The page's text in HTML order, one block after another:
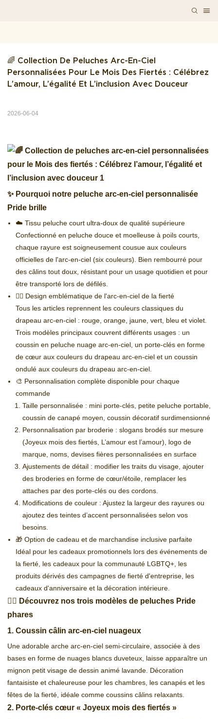
🌈 Collection De Peluches Arc-En-Ciel
Personnalisées Pour Le Mois Des Fiertés : Célébrez
L’amour, L’égalité Et L’inclusion Avec Douceur
2026-06-04
✨ Pourquoi notre peluche arc-en-ciel personnalisée
Pride brille
☁️ Tissu peluche court ultra-doux de qualité supérieure
Confectionné en peluche douce et moelleuse à poils courts,
chaque rayure est soigneusement cousue aux couleurs
officielles de l'arc-en-ciel (six couleurs). Bien rembourré pour
des câlins tout doux, résistant pour un usage quotidien et pour
être transporté lors de défilés.
🏳️‍🌈 Design emblématique de l'arc-en-ciel de la fierté
Tous les articles reprennent les couleurs classiques du
drapeau arc-en-ciel : rouge, orange, jaune, vert, bleu et violet.
Trois modèles principaux couvrent différents usages : un
coussin en peluche nuage arc-en-ciel, un porte-clés en forme
de cœur aux couleurs du drapeau arc-en-ciel et un coussin
ondulé aux couleurs du drapeau arc-en-ciel.
🎨 Personnalisation complète disponible pour chaque
commande
Taille personnalisée : mini porte-clés, petite peluche portable,
coussin de canapé moyen, coussin décoratif surdimensionné
Personnalisation par broderie : slogans brodés sur mesure
(Joyeux mois des fiertés, L’amour est l’amour), logo de
marque, noms, devises fières personnalisées en surface
Ajustements de détail : modifier les traits du visage, ajouter
des broderies en forme de cœur/étoile, remplacer les
attaches par des porte-clés ou des cordons.
Modifications de couleur : Ajustez la largeur des rayures ou
ajoutez des teintes d’accent personnalisées selon vos
besoins.
🎁 Option de cadeau et de marchandise inclusive parfaite
Idéal pour les cadeaux promotionnels lors des événements de
la fierté, les cadeaux pour la communauté LGBTQ+, les
produits dérivés des campagnes de fierté d'entreprise, les
cadeaux d'anniversaire et la décoration intérieure.
🏳️‍🌈 Découvrez nos trois modèles de peluches Pride
phares
1. Coussin câlin arc-en-ciel nuageux
Une adorable arche arc-en-ciel semi-circulaire, associée à des
bases en forme de nuages ​​blancs duveteux, laisse apparaître un
mignon petit visage de dessin animé lavande. Décoration
fantaisiste et chaleureuse pour les chambres, les canapés et les
fêtes de la fierté, idéale comme coussins câlins relaxants.
2. Porte-clés cœur « Joyeux mois des fiertés »